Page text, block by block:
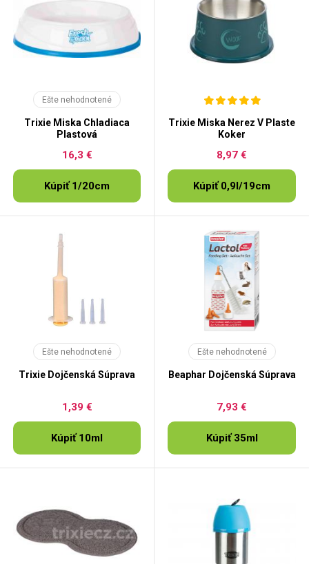
Ešte nehodnotené
Trixie Miska Chladiaca
Plastová
16,3 €
Kúpiť 1/20cm
Trixie Miska Nerez V Plaste
Koker
8,97 €
Kúpiť 0,9l/19cm
Ešte nehodnotené
Trixie Dojčenská Súprava
1,39 €
Kúpiť 10ml
Ešte nehodnotené
Beaphar Dojčenská Súprava
7,93 €
Kúpiť 35ml